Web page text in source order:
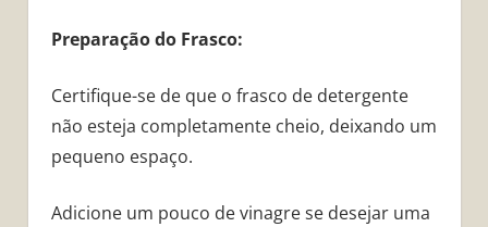
Preparação do Frasco:
Certifique-se de que o frasco de detergente
não esteja completamente cheio, deixando um
pequeno espaço.
Adicione um pouco de vinagre se desejar uma